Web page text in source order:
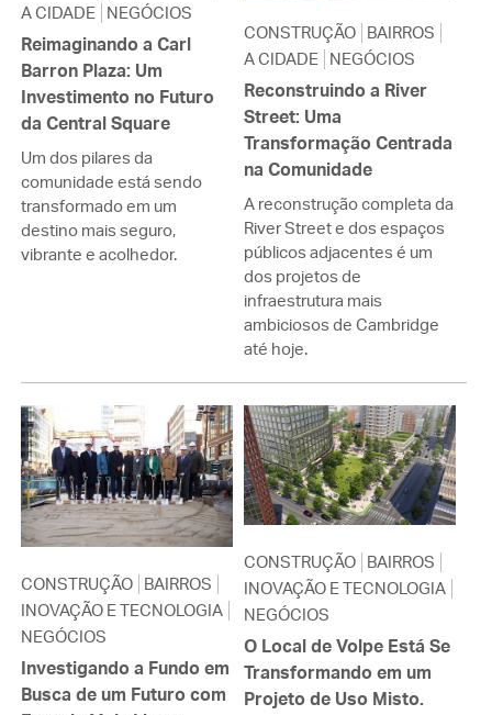
A CIDADE NEGÓCIOS
Reimaginando a Carl
Barron Plaza: Um
Investimento no Futuro
da Central Square
Um dos pilares da
comunidade está sendo
transformado em um
destino mais seguro,
vibrante e acolhedor.
CONSTRUÇÃO BAIRROS
A CIDADE NEGÓCIOS
Reconstruindo a River
Street: Uma
Transformação Centrada
na Comunidade
A reconstrução completa da
River Street e dos espaços
públicos adjacentes é um
dos projetos de
infraestrutura mais
ambiciosos de Cambridge
até hoje.
CONSTRUÇÃO BAIRROS
INOVAÇÃO E TECNOLOGIA
NEGÓCIOS
Investigando a Fundo em
Busca de um Futuro com
CONSTRUÇÃO BAIRROS
INOVAÇÃO E TECNOLOGIA
NEGÓCIOS
O Local de Volpe Está Se
Transformando em um
Projeto de Uso Misto.